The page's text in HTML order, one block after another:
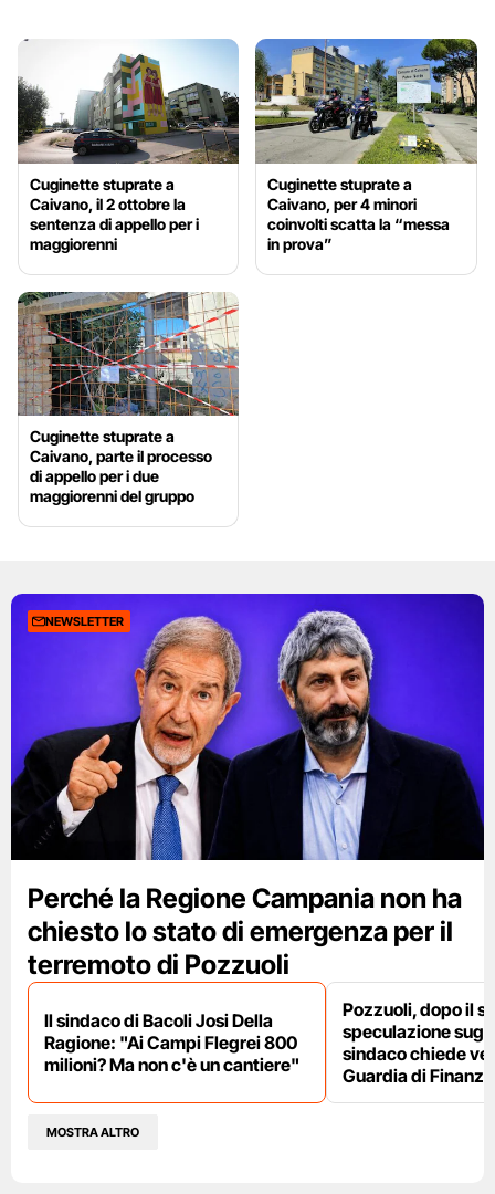
Cuginette stuprate a
Caivano, il 2 ottobre la
sentenza di appello per i
maggiorenni
Cuginette stuprate a
Caivano, per 4 minori
coinvolti scatta la “messa
in prova”
Cuginette stuprate a
Caivano, parte il processo
di appello per i due
maggiorenni del gruppo
NEWSLETTER
Perché la Regione Campania non ha
chiesto lo stato di emergenza per il
terremoto di Pozzuoli
Il sindaco di Bacoli Josi Della
Ragione: "Ai Campi Flegrei 800
milioni? Ma non c'è un cantiere"
Pozzuoli, dopo il
speculazione
sindaco chiede
Guardia di Finanza
MOSTRA ALTRO